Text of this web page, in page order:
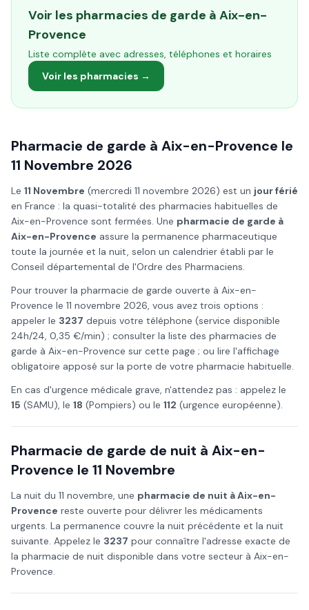
Voir les pharmacies de garde à Aix-en-
Provence
Liste complète avec adresses, téléphones et horaires
Voir les pharmacies →
Pharmacie de garde à Aix-en-Provence le
11 Novembre 2026
Le 11 Novembre (mercredi 11 novembre 2026) est un jour férié
en France : la quasi-totalité des pharmacies habituelles de
Aix-en-Provence sont fermées. Une pharmacie de garde à
Aix-en-Provence assure la permanence pharmaceutique
toute la journée et la nuit, selon un calendrier établi par le
Conseil départemental de l'Ordre des Pharmaciens.
Pour trouver la pharmacie de garde ouverte à Aix-en-
Provence le 11 novembre 2026, vous avez trois options :
appeler le 3237 depuis votre téléphone (service disponible
24h/24, 0,35 €/min) ; consulter la liste des pharmacies de
garde à Aix-en-Provence sur cette page ; ou lire l'affichage
obligatoire apposé sur la porte de votre pharmacie habituelle.
En cas d'urgence médicale grave, n'attendez pas : appelez le
15 (SAMU), le 18 (Pompiers) ou le 112 (urgence européenne).
Pharmacie de garde de nuit à Aix-en-
Provence le 11 Novembre
La nuit du 11 novembre, une pharmacie de nuit àAix-en-
Provence reste ouverte pour délivrer les médicaments
urgents. La permanence couvre la nuit précédente et la nuit
suivante. Appelez le 3237 pour connaître l'adresse exacte de
la pharmacie de nuit disponible dans votre secteur à Aix-en-
Provence.